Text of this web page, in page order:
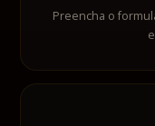
Você recebe um
ingresso,